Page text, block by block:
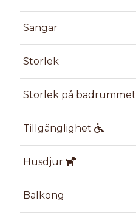
Sängar
Storlek
Storlek på badrummet
Tillgänglighet
Husdjur
Balkong